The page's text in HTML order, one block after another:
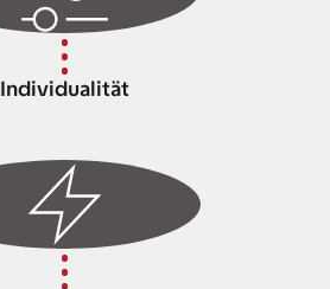
Individualität